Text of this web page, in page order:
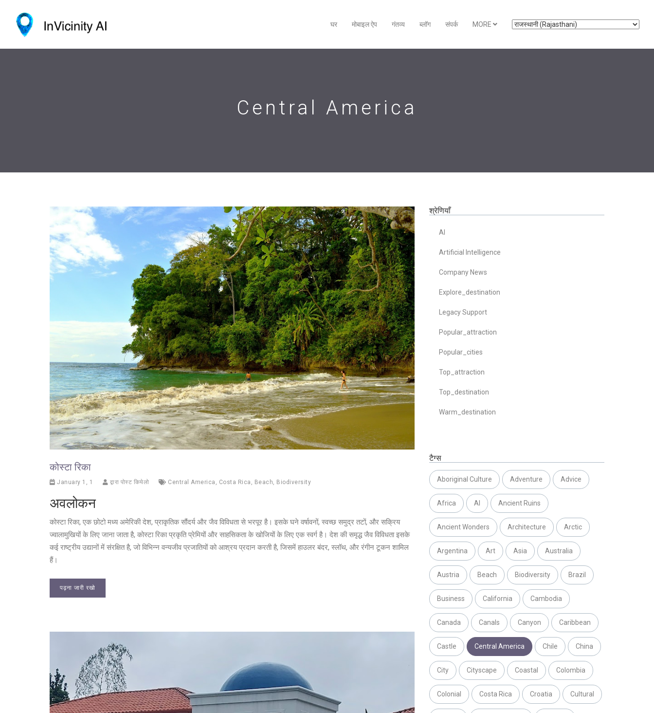
घर मोबाइल ऐप गंतव्य ब्लॉग संपर्क MORE
Central America
कोस्टा रिका
January 1, 1 द्वारा पोस्ट कियेलो Central America Costa Rica Beach Biodiversity
अवलोकन
कोस्टा रिका, एक छोटो मध्य अमेरिकी देश, प्राकृतिक सौंदर्य और जैव विविधता से भरपूर है। इसके घने वर्षावनों, स्वच्छ समुद्र तटों, और सक्रिय
ज्वालामुखियों के लिए जाना जाता है, कोस्टा रिका प्रकृति प्रेमियों और साहसिकता के खोजियों के लिए एक स्वर्ग है। देश की समृद्ध जैव विविधता इसके
कई राष्ट्रीय उद्यानों में संरक्षित है, जो विभिन्न वन्यजीव प्रजातियों को आश्रय प्रदान करती है, जिसमें हाउलर बंदर, स्लॉथ, और रंगीन टूकन शामिल
हैं।
पढ़ना जारी रखो
श्रेणियाँ
AI
Artificial Intelligence
Company News
Explore_destination
Legacy Support
Popular_attraction
Popular_cities
Top_attraction
Top_destination
Warm_destination
टैग्स
Aboriginal Culture Adventure Advice
Africa AI Ancient Ruins
Ancient Wonders Architecture Arctic
Argentina Art Asia Australia
Austria Beach Biodiversity Brazil
Business California Cambodia
Canada Canals Canyon Caribbean
Castle Central America Chile China
City Cityscape Coastal Colombia
Colonial Costa Rica Croatia Cultural